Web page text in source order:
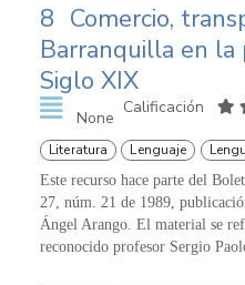
8 Comercio,
Barranquilla en
Siglo XIX
None
Calificación
Literatura Lenguaje
Este recurso hace parte del
27, núm. 21 de 1989,
Ángel Arango. El material se
reconocido profesor Sergio